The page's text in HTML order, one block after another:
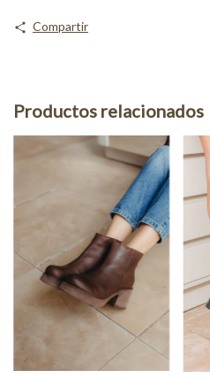
Compartir
Productos relacionados